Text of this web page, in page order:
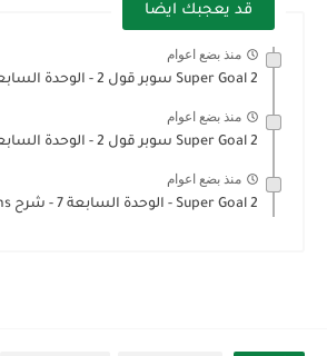
قد يعجبك ايضا
منذ بضع اعوام
Super Goal 2 سوبر قول 2 - الوحدة السابعة 7...
منذ بضع اعوام
Super Goal 2 سوبر قول 2 - الوحدة السابعة 7...
منذ بضع اعوام
Super Goal 2 - الوحدة السابعة 7 - شرح Pronouns:...